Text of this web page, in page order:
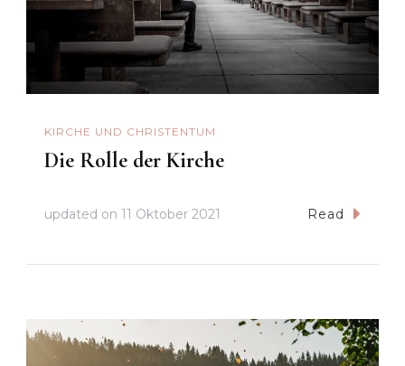
KIRCHE UND CHRISTENTUM
Die Rolle der Kirche
updated on 11 Oktober 2021 Read